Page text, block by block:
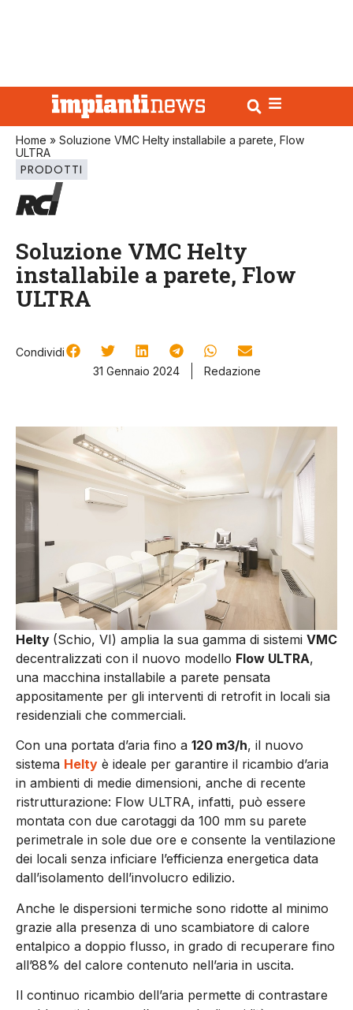
Home » Soluzione VMC Helty installabile a parete, Flow
ULTRA
PRODOTTI
Soluzione VMC Helty
installabile a parete, Flow
ULTRA
Condividi
31 Gennaio 2024
Redazione
Helty (Schio, VI) amplia la sua gamma di sistemi VMC
decentralizzati con il nuovo modello Flow ULTRA,
una macchina installabile a parete pensata
appositamente per gli interventi di retrofit in locali sia
residenziali che commerciali.
Con una portata d’aria fino a 120 m3/h, il nuovo
sistema Helty è ideale per garantire il ricambio d’aria
in ambienti di medie dimensioni, anche di recente
ristrutturazione: Flow ULTRA, infatti, può essere
montata con due carotaggi da 100 mm su parete
perimetrale in sole due ore e consente la ventilazione
dei locali senza inficiare l’efficienza energetica data
dall’isolamento dell’involucro edilizio.
Anche le dispersioni termiche sono ridotte al minimo
grazie alla presenza di uno scambiatore di calore
entalpico a doppio flusso, in grado di recuperare fino
all’88% del calore contenuto nell’aria in uscita.
Il continuo ricambio dell’aria permette di contrastare